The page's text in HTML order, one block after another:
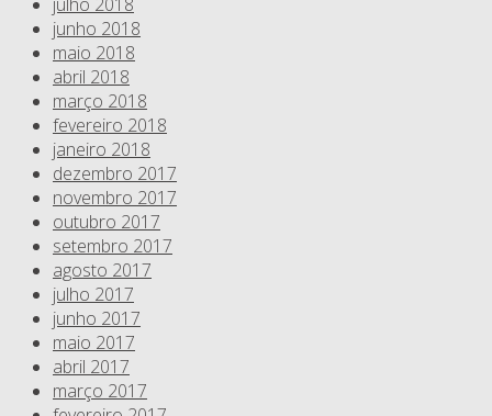
junho 2018
maio 2018
abril 2018
março 2018
fevereiro 2018
janeiro 2018
dezembro 2017
novembro 2017
outubro 2017
setembro 2017
agosto 2017
julho 2017
junho 2017
maio 2017
abril 2017
março 2017